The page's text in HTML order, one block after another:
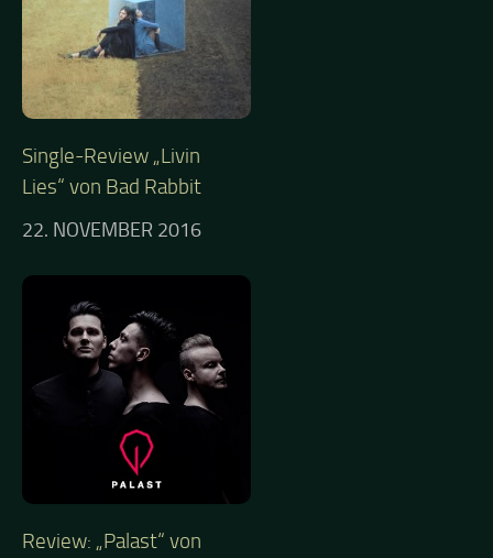
Single-Review „Livin
Lies“ von Bad Rabbit
22. NOVEMBER 2016
Review: „Palast“ von